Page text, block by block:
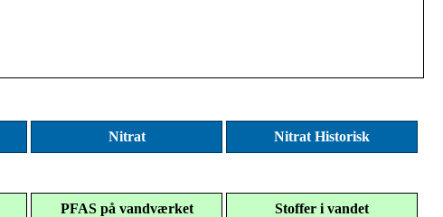
Nitrat Nitrat Historisk
PFAS på vandværket Stoffer i vandet